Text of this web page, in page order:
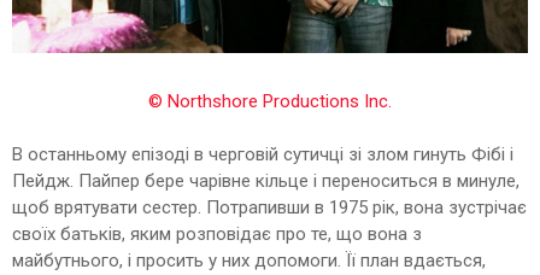
© Northshore Productions Inc.
В останньому епізоді в черговій сутичці зі злом гинуть Фібі і
Пейдж. Пайпер бере чарівне кільце і переноситься в минуле,
щоб врятувати сестер. Потрапивши в 1975 рік, вона зустрічає
своїх батьків, яким розповідає про те, що вона з
майбутнього, і просить у них допомоги. Її план вдається,